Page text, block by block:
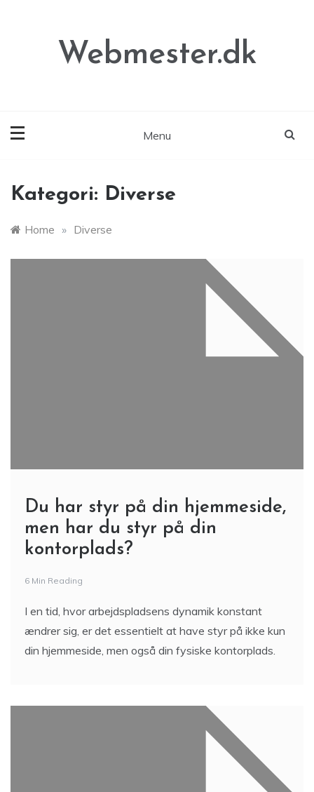
Webmester.dk
Menu
Kategori: Diverse
Home » Diverse
Du har styr på din hjemmeside,
men har du styr på din
kontorplads?
6 Min Reading
I en tid, hvor arbejdspladsens dynamik konstant
ændrer sig, er det essentielt at have styr på ikke kun
din hjemmeside, men også din fysiske kontorplads.